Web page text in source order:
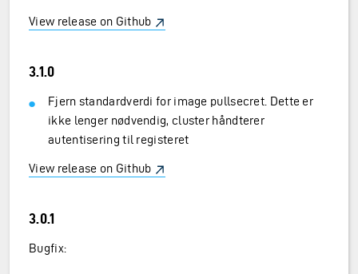
View release on Github
3.1.0
Fjern standardverdi for image pullsecret. Dette er
ikke lenger nødvendig, cluster håndterer
autentisering til registeret
View release on Github
3.0.1
Bugfix: